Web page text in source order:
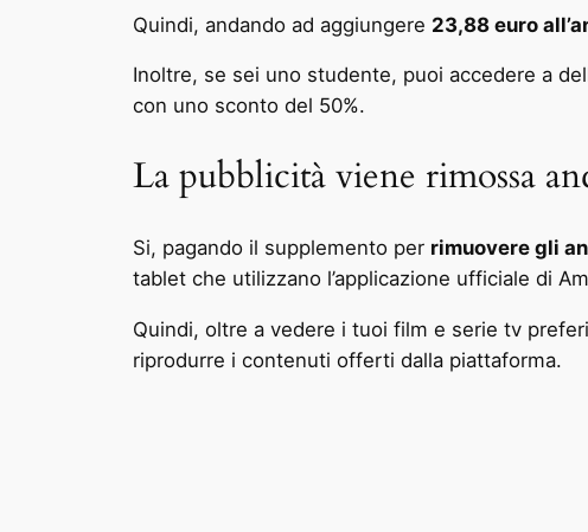
Quindi, andando ad aggiungere 23,88 euro
Inoltre, se sei uno studente, puoi accedere a
con uno sconto del 50%.
La pubblicità viene rimossa
Si, pagando il supplemento per rimuovere gli
tablet che utilizzano l’applicazione ufficiale di
Quindi, oltre a vedere i tuoi film e serie tv
riprodurre i contenuti offerti dalla piattaforma.